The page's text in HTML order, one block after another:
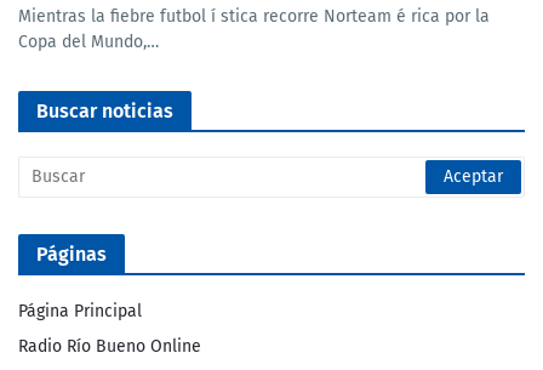
Mientras la fiebre futbol í stica recorre Norteam é rica por la
Copa del Mundo,…
Buscar noticias
Páginas
Página Principal
Radio Río Bueno Online